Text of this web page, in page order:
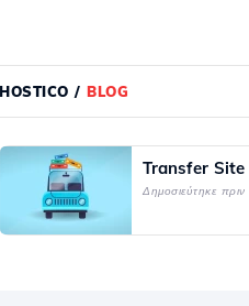
HOSTICO / BLOG
Transfer Site
Δημοσιεύτηκε